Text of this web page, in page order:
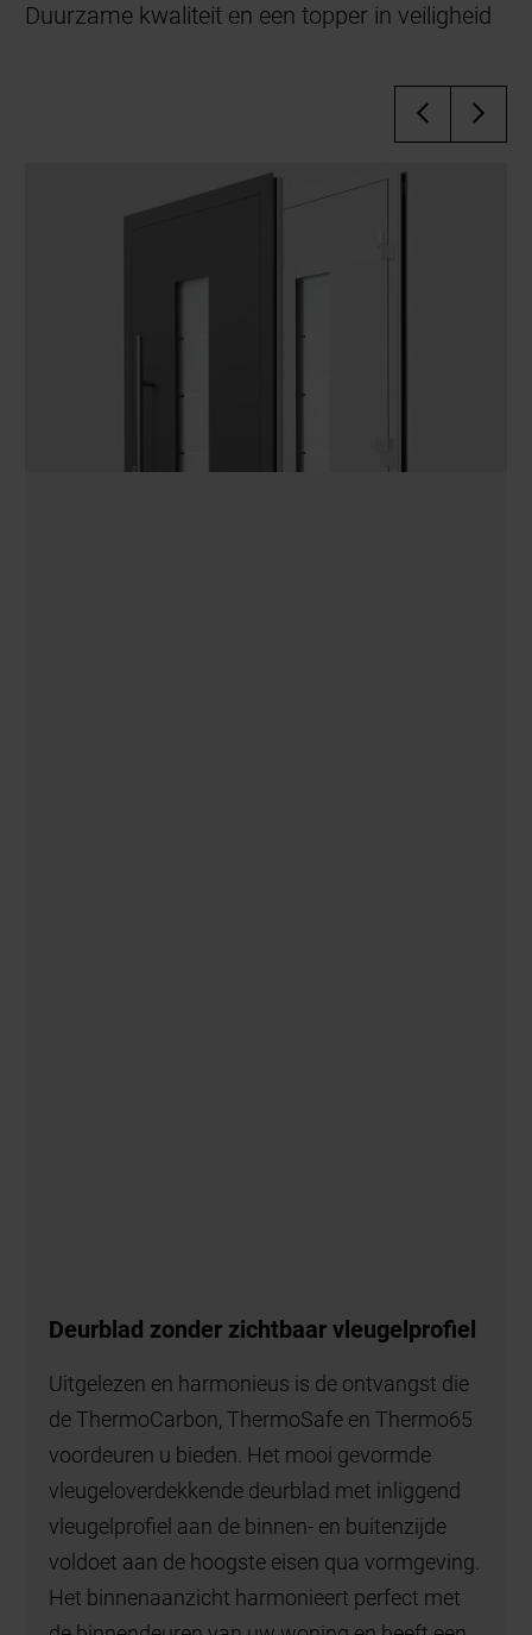
Duurzame kwaliteit en een topper in veiligheid
Deurblad zonder zichtbaar vleugelprofiel
Uitgelezen en harmonieus is de ontvangst die
de ThermoCarbon, ThermoSafe en Thermo65
voordeuren u bieden. Het mooi gevormde
vleugeloverdekkende deurblad met inliggend
vleugelprofiel aan de binnen- en buitenzijde
voldoet aan de hoogste eisen qua vormgeving.
Het binnenaanzicht harmonieert perfect met